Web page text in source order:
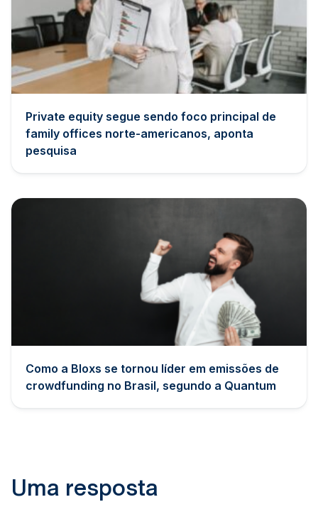
Private equity segue sendo foco principal de
family offices norte-americanos, aponta
pesquisa
Como a Bloxs se tornou líder em emissões de
crowdfunding no Brasil, segundo a Quantum
Uma resposta